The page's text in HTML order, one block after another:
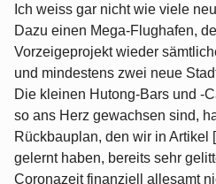
Ich weiss gar nicht wie viele
Dazu einen Mega-Flughafen,
Vorzeigeprojekt wieder
und mindestens zwei neue
Die kleinen Hutong-Bars und -
so ans Herz gewachsen sind,
Rückbauplan, den wir in Artikel
gelernt haben, bereits sehr
Coronazeit finanziell allesamt